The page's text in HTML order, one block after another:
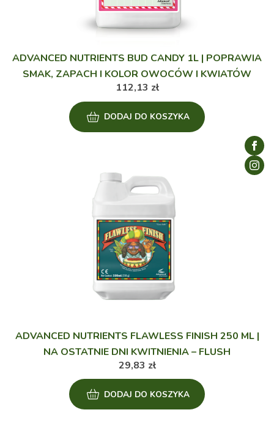
ADVANCED NUTRIENTS BUD CANDY 1L | POPRAWIA
SMAK, ZAPACH I KOLOR OWOCÓW I KWIATÓW
112,13 zł
DODAJ DO KOSZYKA
ADVANCED NUTRIENTS FLAWLESS FINISH 250 ML |
NA OSTATNIE DNI KWITNIENIA – FLUSH
29,83 zł
DODAJ DO KOSZYKA